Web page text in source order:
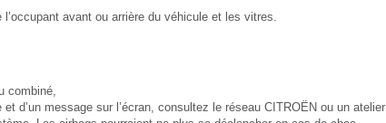
l’occupant avant ou arrière du véhicule et les vitres.
combiné,
et d’un message sur l’écran, consultez le réseau CITROËN ou un atelier